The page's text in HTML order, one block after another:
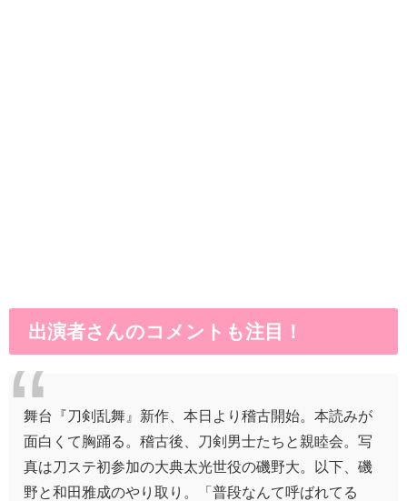
出演者さんのコメントも注目！
舞台『刀剣乱舞』新作、本日より稽古開始。本読みが
面白くて胸踊る。稽古後、刀剣男士たちと親睦会。写
真は刀ステ初参加の大典太光世役の磯野大。以下、磯
野と和田雅成のやり取り。「普段なんて呼ばれてる